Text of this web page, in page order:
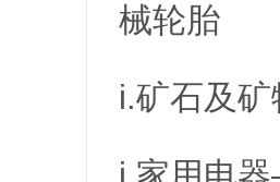
械轮胎
i.矿石及